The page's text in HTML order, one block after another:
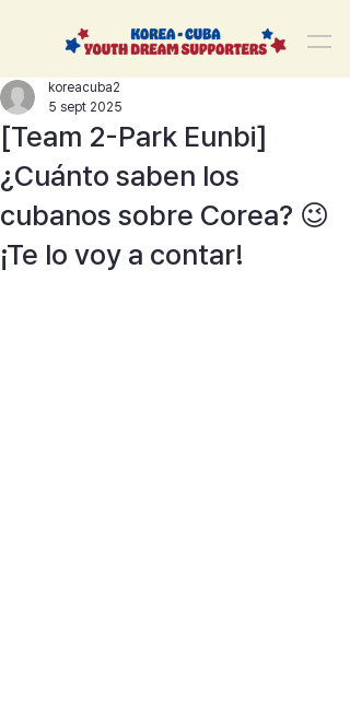
korea-cuba-dream
[Team 2-Park Eunbi]
¿Cuánto saben los
cubanos sobre Corea? 😉
¡Te lo voy a contar!
koreacuba2
5 sept 2025